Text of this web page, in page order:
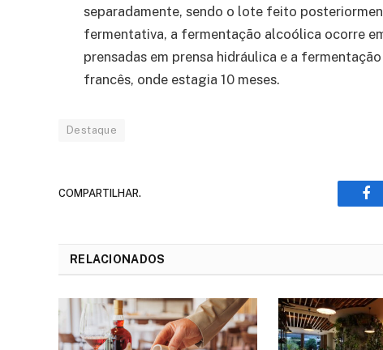
separadamente, sendo o lote feito
fermentativa, a fermentação alcoólica ocorre
prensadas em prensa hidráulica e a
francês, onde estagia 10 meses.
Destaque
COMPARTILHAR.
RELACIONADOS